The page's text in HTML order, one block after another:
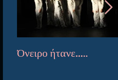
Όνειρο ήτανε…..